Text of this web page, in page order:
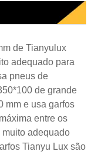
de Tianyulux
adequado para
pneus de
de grande
mm e usa garfos
entre os
muito adequado
Tianyu Lux são